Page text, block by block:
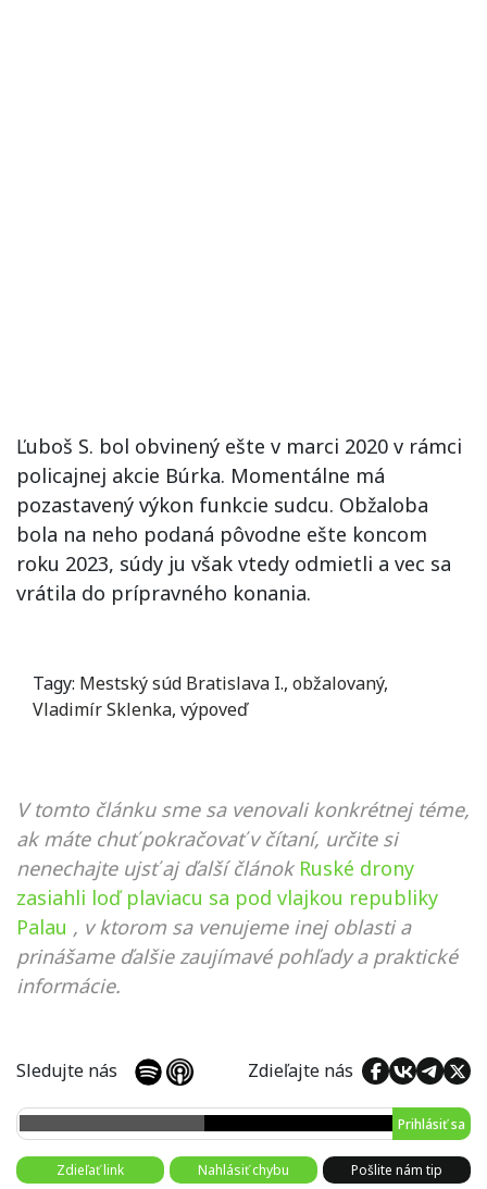
Ľuboš S. bol obvinený ešte v marci 2020 v rámci
policajnej akcie Búrka. Momentálne má
pozastavený výkon funkcie sudcu. Obžaloba
bola na neho podaná pôvodne ešte koncom
roku 2023, súdy ju však vtedy odmietli a vec sa
vrátila do prípravného konania.
Tagy: Mestský súd Bratislava I., obžalovaný,
Vladimír Sklenka, výpoveď
V tomto článku sme sa venovali konkrétnej téme,
ak máte chuť pokračovať v čítaní, určite si
nenechajte ujsť aj ďalší článok Ruské drony
zasiahli loď plaviacu sa pod vlajkou republiky
Palau , v ktorom sa venujeme inej oblasti a
prinášame ďalšie zaujímavé pohľady a praktické
informácie.
Sledujte nás Zdieľajte nás
Prihlásiť sa
Zdieľať link Nahlásiť chybu Pošlite nám tip